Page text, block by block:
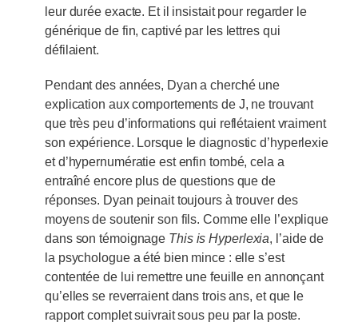
leur durée exacte. Et il insistait pour regarder le
générique de fin, captivé par les lettres qui
défilaient.
Pendant des années, Dyan a cherché une
explication aux comportements de J, ne trouvant
que très peu d’informations qui reflétaient vraiment
son expérience. Lorsque le diagnostic d’hyperlexie
et d’hypernumératie est enfin tombé, cela a
entraîné encore plus de questions que de
réponses. Dyan peinait toujours à trouver des
moyens de soutenir son fils. Comme elle l’explique
dans son témoignage This is Hyperlexia, l’aide de
la psychologue a été bien mince : elle s’est
contentée de lui remettre une feuille en annonçant
qu’elles se reverraient dans trois ans, et que le
rapport complet suivrait sous peu par la poste.